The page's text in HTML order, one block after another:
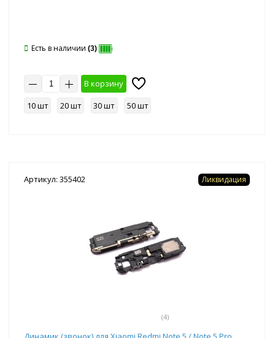
Есть в наличии (3)
В корзину
10 шт
20 шт 30 шт 50 шт
Артикул: 355402
(4)
Ликвидация